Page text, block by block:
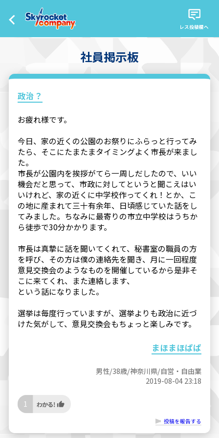
レス投稿欄へ
社員掲示板
政治？
お疲れ様です。
今日、家の近くの公園のお祭りにふらっと行ってみ
たら、そこにたまたまタイミングよく市長が来まし
た。
市長が公園内を挨拶がてら一周しだしたので、いい
機会だと思って、市政に対してというと聞こえはい
いけれど、家の近くに中学校作ってくれ！とか、こ
の地に産まれて三十有余年、日頃感じていた話をし
てみました。ちなみに最寄りの市立中学校はうちか
ら徒歩で30分かかります。
市長は真摯に話を聞いてくれて、秘書室の職員の方
を呼び、その方は僕の連絡先を聞き、月に一回程度
意見交換会のようなものを開催しているから是非そ
こに来てくれ、また連絡します、
という話になりました。
選挙は毎度行っていますが、選挙よりも政治に近づ
けた気がして、意見交換会もちょっと楽しみです。
まほまほぱぱ
男性/38歳/神奈川県/自営・自由業
2019-08-04 23:18
1
投稿を報告する